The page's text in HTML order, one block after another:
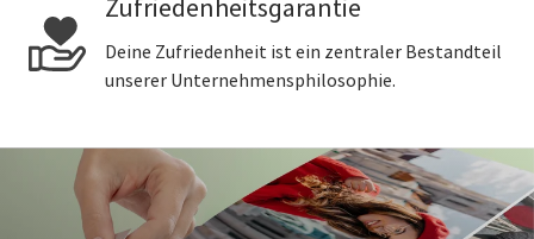
Zufriedenheitsgarantie
Deine Zufriedenheit ist ein zentraler Bestandteil
unserer Unternehmensphilosophie.